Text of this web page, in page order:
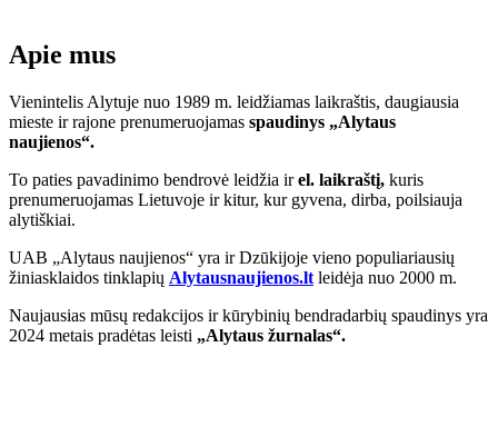
Apie mus
Vienintelis Alytuje nuo 1989 m. leidžiamas laikraštis, daugiausia
mieste ir rajone prenumeruojamas spaudinys „Alytaus
naujienos“.
To paties pavadinimo bendrovė leidžia irel. laikraštį, kuris
prenumeruojamas Lietuvoje ir kitur, kur gyvena, dirba, poilsiauja
alytiškiai.
UAB „Alytaus naujienos“ yra ir Dzūkijoje vieno populiariausių
žiniasklaidos tinklapių Alytausnaujienos.lt leidėja nuo 2000 m.
Naujausias mūsų redakcijos ir kūrybinių bendradarbių spaudinys yra
2024 metais pradėtas leisti „Alytaus žurnalas“.